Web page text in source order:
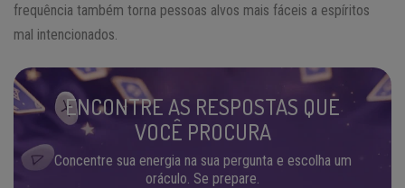
frequência também torna pessoas alvos mais fáceis a espíritos
mal intencionados.
ENCONTRE AS RESPOSTAS QUE
VOCÊ PROCURA
Concentre sua energia na sua pergunta e escolha um
oráculo. Se prepare.